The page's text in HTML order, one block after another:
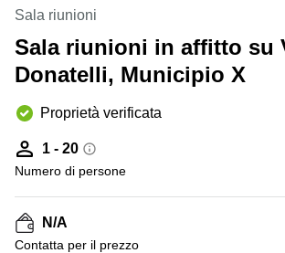
Brescia
Pescara
Verona
Catania
Bergamo
Como
Napoli
affitto a
Pescara
Coworking
Lombardy
Business
Toscana
Business
center
Milano
Business
Sala riunioni
Sala riunioni in affitto su
Donatelli, Municipio X
Proprietà verificata
1 - 20
Numero di persone
N/A
Сontatta per il prezzo